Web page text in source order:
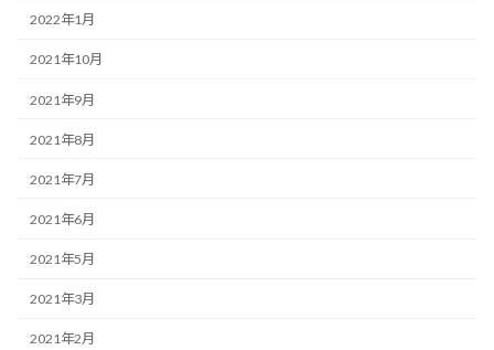
2022年1月
2021年10月
2021年9月
2021年8月
2021年7月
2021年6月
2021年5月
2021年3月
2021年2月